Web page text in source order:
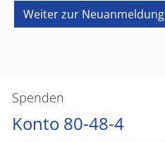
Spenden
Konto 80-48-4
Weiter zur Neuanmeldung